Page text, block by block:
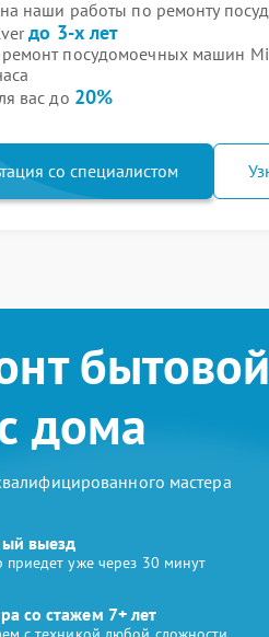
на наши работы по ремонту
до 3-х лет
посудомоечных машин
вас до 20%
со специалистом
дома
мастера
выезд
приедет уже через 30 минут
со стажем 7+ лет